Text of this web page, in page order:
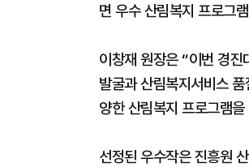
면 우수 산림복지 프로그
이창재 원장은 “이번 경
발굴과 산림복지서비스
양한 산림복지 프로그램
선정된 우수작은 진흥원